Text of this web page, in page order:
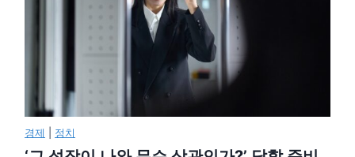
경제 정치